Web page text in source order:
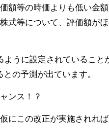
額等の時価よりも低い金
式等について、評価額が
うに設定されているこ
の予測が出ています。
ンス！？
にこの改正が実施されれ